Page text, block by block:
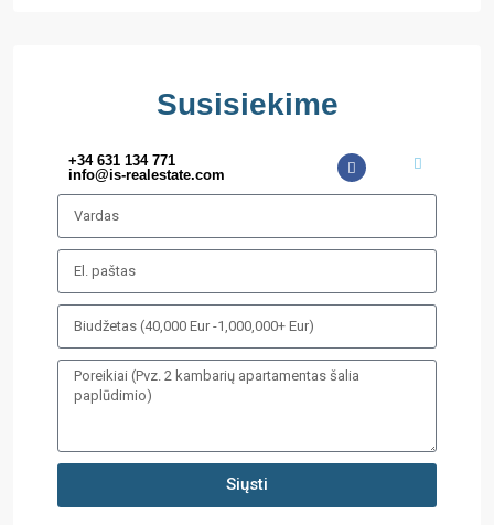
Susisiekime
+34 631 134 771
info@is-realestate.com
Siųsti